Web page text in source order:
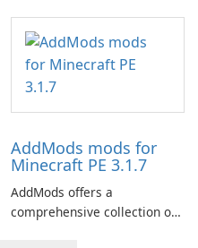
centered around the pursuit
of your brother, Andor,
through a quest-driven
narrative inspired by classic
AddMods mods for
Minecraft PE 3.1.7
AddMods offers a
comprehensive collection of